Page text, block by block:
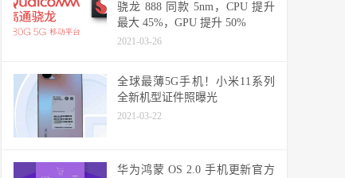
骁龙 888 同款 5nm，CPU 提升
最大 45%，GPU 提升 50%
2021-03-26
全球最薄5G手机！小米11系列
全新机型证件照曝光
2021-03-22
华为鸿蒙 OS 2.0 手机更新官方